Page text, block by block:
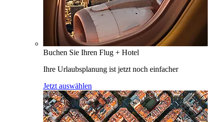
Buchen Sie Ihren Flug + Hotel
Ihre Urlaubsplanung ist jetzt noch einfacher
Jetzt auswählen